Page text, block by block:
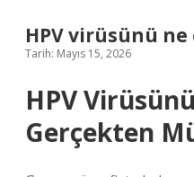
HPV virüsünü
Tarih: Mayıs 15, 2026
HPV
Gerçekten